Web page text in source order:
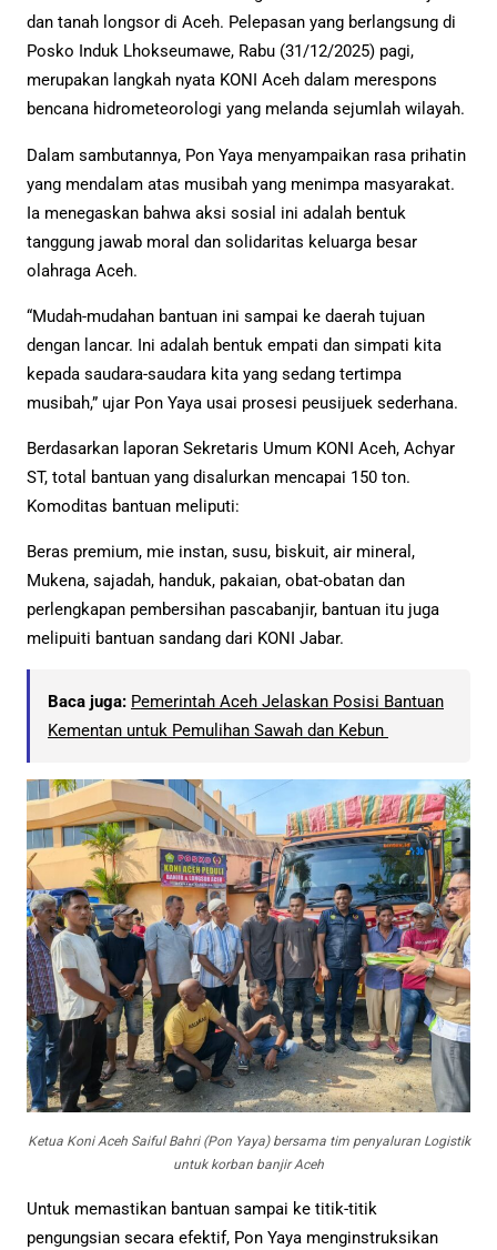
dan tanah longsor di Aceh. Pelepasan yang berlangsung di
Posko Induk Lhokseumawe, Rabu (31/12/2025) pagi,
merupakan langkah nyata KONI Aceh dalam merespons
bencana hidrometeorologi yang melanda sejumlah wilayah.
Dalam sambutannya, Pon Yaya menyampaikan rasa prihatin
yang mendalam atas musibah yang menimpa masyarakat.
Ia menegaskan bahwa aksi sosial ini adalah bentuk
tanggung jawab moral dan solidaritas keluarga besar
olahraga Aceh.
“Mudah-mudahan bantuan ini sampai ke daerah tujuan
dengan lancar. Ini adalah bentuk empati dan simpati kita
kepada saudara-saudara kita yang sedang tertimpa
musibah,” ujar Pon Yaya usai prosesi peusijuek sederhana.
Berdasarkan laporan Sekretaris Umum KONI Aceh, Achyar
ST, total bantuan yang disalurkan mencapai 150 ton.
Komoditas bantuan meliputi:
Beras premium, mie instan, susu, biskuit, air mineral,
Mukena, sajadah, handuk, pakaian, obat-obatan dan
perlengkapan pembersihan pascabanjir, bantuan itu juga
melipuiti bantuan sandang dari KONI Jabar.
Baca juga: Pemerintah Aceh Jelaskan Posisi Bantuan
Kementan untuk Pemulihan Sawah dan Kebun
Ketua Koni Aceh Saiful Bahri (Pon Yaya) bersama tim penyaluran Logistik
untuk korban banjir Aceh
Untuk memastikan bantuan sampai ke titik-titik
pengungsian secara efektif, Pon Yaya menginstruksikan